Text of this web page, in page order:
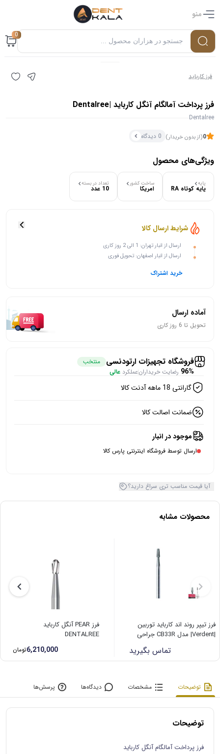
منو
0
فرز کارباید
فرز پرداخت آمالگام آنگل کارباید |Dentalree
Dentalree
0(از بدون خریدار) 0 دیدگاه
ویژگی‌های محصول
پایه
پایه کوتاه RA
ساخت کشور
امریکا
تعداد در بسته
10 عدد
شرایط ارسال کالا
ارسال از انبار تهران: 1 الی 2 روز کاری
ارسال از انبار اصفهان: تحویل فوری
خرید اشتراک
آماده ارسال
تحویل تا 6 روز کاری
فروشگاه تجهیزات ارتودنسی منتخب
96% رضایت خریدارانعملکرد عالی
گارانتی 18 ماهه آدنت کالا
ضمانت اصالت کالا
موجود در انبار
ارسال توسط فروشگاه اینترنتی پارس کالا
آیا قیمت مناسب تری سراغ دارید؟
محصولات مشابه
فرز تیپر روند اند کارباید توربین
|Verdent| مدل CB33R جراحی
تماس بگیرید
فرز PEAR آنگل کارباید
DENTALREE
6,210,000تومان
توضیحات مشخصات دیدگاه‌ها پرسش‌ها
توضیحات
فرز پرداخت آمالگام آنگل کارباید